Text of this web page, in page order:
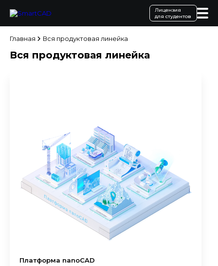
Лицензия
для студентов
Главная Вся продуктовая линейка
Вся продуктовая линейка
Платформа nanoCAD